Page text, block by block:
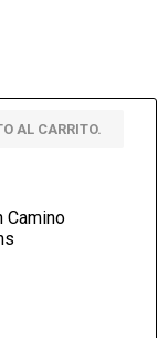
AL CARRITO.
Camino